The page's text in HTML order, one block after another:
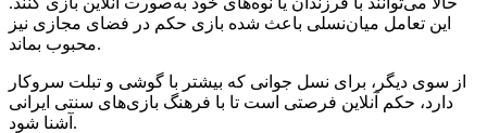
این تعامل میان‌نسلی باعث شده بازی حکم در فضای مجازی نیز
محبوب بماند.
از سوی دیگر، برای نسل جوانی که بیشتر با گوشی و تبلت سروکار
دارد، حکم آنلاین فرصتی است تا با فرهنگ بازی‌های سنتی ایرانی
آشنا شود.